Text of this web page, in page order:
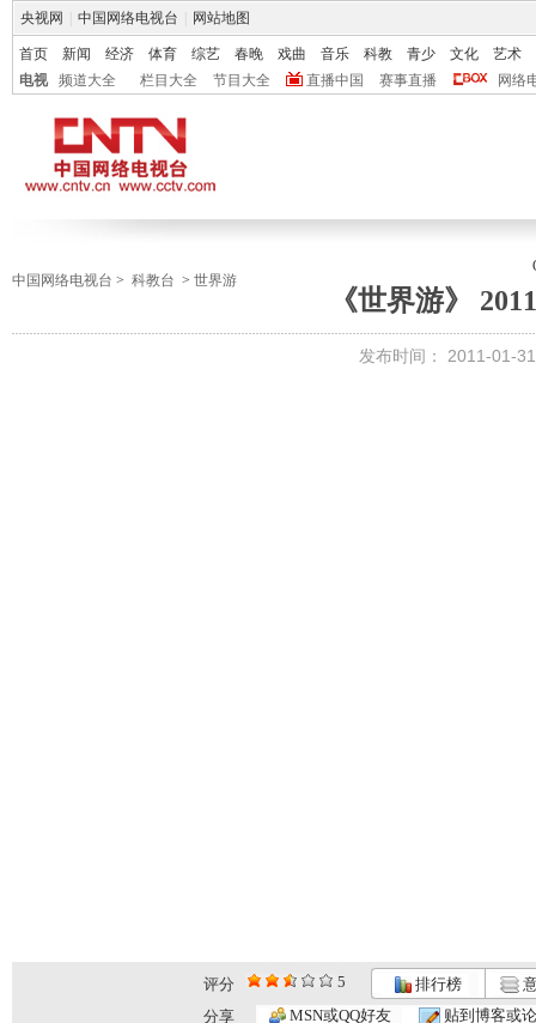
央视网 中国网络电视台 网站地图
首页 新闻 经济 体育 综艺 春晚 戏曲 音乐 科教 青少 文化
艺术
电视
频道大全 栏目大全 节目大全 直播中国 赛事直播 网络
中国网络电视台 > 科教台 > 世界游
《世界游》
发布时间： 2011-01-
评分 5 排行榜
分享
MSN或QQ好友 贴到博客或